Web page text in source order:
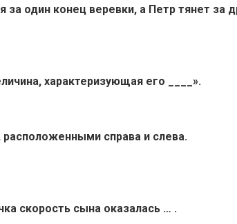
один конец веревки, а Петр тянет за
характеризующая его ____».
справа и слева.
скорость сына оказалась … .